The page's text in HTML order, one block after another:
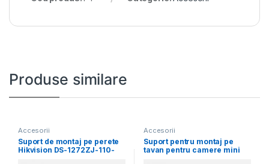
Produse similare
Accesorii
Suport de montaj pe perete
Hikvision DS-1272ZJ-110-
Accesorii
Suport pentru montaj pe
tavan pentru camere mini